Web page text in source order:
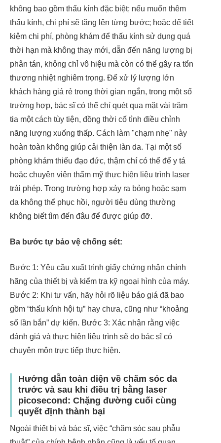
không bao gồm thấu kính đặc biệt; nếu muốn thêm
thấu kính, chi phí sẽ tăng lên từng bước; hoặc để tiết
kiệm chi phí, phòng khám để thấu kính sử dụng quá
thời hạn mà không thay mới, dẫn đến năng lượng bị
phân tán, không chỉ vô hiệu mà còn có thể gây ra tổn
thương nhiệt nghiêm trọng. Để xử lý lượng lớn
khách hàng giá rẻ trong thời gian ngắn, trong một số
trường hợp, bác sĩ có thể chỉ quét qua mặt vài trăm
tia một cách tùy tiện, đồng thời cố tình điều chỉnh
năng lượng xuống thấp. Cách làm "chạm nhẹ" này
hoàn toàn không giúp cải thiện làn da. Tại một số
phòng khám thiếu đạo đức, thậm chí có thể để y tá
hoặc chuyên viên thẩm mỹ thực hiện liệu trình laser
trái phép. Trong trường hợp xảy ra bỏng hoặc sạm
da không thể phục hồi, người tiêu dùng thường
không biết tìm đến đâu để được giúp đỡ.
Ba bước tự bảo vệ chống sét:
Bước 1: Yêu cầu xuất trình giấy chứng nhận chính
hãng của thiết bị và kiểm tra kỹ ngoại hình của máy.
Bước 2: Khi tư vấn, hãy hỏi rõ liệu báo giá đã bao
gồm “thấu kính hội tụ” hay chưa, cũng như “khoảng
số lần bắn” dự kiến. Bước 3: Xác nhận rằng việc
đánh giá và thực hiện liệu trình sẽ do bác sĩ có
chuyên môn trực tiếp thực hiện.
Hướng dẫn toàn diện về chăm sóc da
trước và sau khi điều trị bằng laser
picosecond: Chặng đường cuối cùng
quyết định thành bại
Ngoài thiết bị và bác sĩ, việc “chăm sóc sau phẫu